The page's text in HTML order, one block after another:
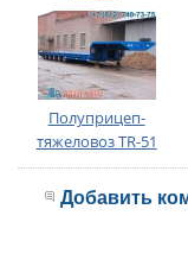
Полуприцеп-
тяжеловоз TR-51
Добавить